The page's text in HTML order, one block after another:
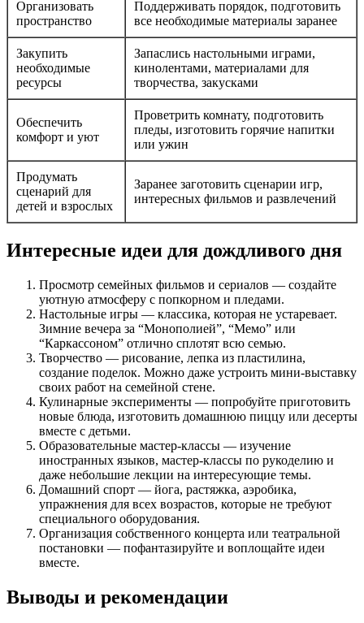
Организовать
пространство
Поддерживать порядок, подготовить
все необходимые материалы заранее
Закупить
необходимые
ресурсы
Запаслись настольными играми,
кинолентами, материалами для
творчества, закусками
Обеспечить
комфорт и уют
Проветрить комнату, подготовить
пледы, изготовить горячие напитки
или ужин
Продумать
сценарий для
детей и взрослых
Заранее заготовить сценарии игр,
интересных фильмов и развлечений
Интересные идеи для дождливого дня
Просмотр семейных фильмов и сериалов — создайте
уютную атмосферу с попкорном и пледами.
Настольные игры — классика, которая не устаревает.
Зимние вечера за “Монополией”, “Мемо” или
“Каркассоном” отлично сплотят всю семью.
Творчество — рисование, лепка из пластилина,
создание поделок. Можно даже устроить мини-выставку
своих работ на семейной стене.
Кулинарные эксперименты — попробуйте приготовить
новые блюда, изготовить домашнюю пиццу или десерты
вместе с детьми.
Образовательные мастер-классы — изучение
иностранных языков, мастер-классы по рукоделию и
даже небольшие лекции на интересующие темы.
Домашний спорт — йога, растяжка, аэробика,
упражнения для всех возрастов, которые не требуют
специального оборудования.
Организация собственного концерта или театральной
постановки — пофантазируйте и воплощайте идеи
вместе.
Выводы и рекомендации